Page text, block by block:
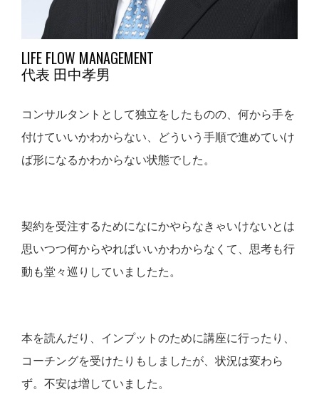
LIFE FLOW MANAGEMENT
代表 田中孝男
コンサルタントとして独立をしたものの、何から手を
付けていいかわからない、どういう手順で進めていけ
ば形になるかわからない状態でした。
契約を受注するためになにかやらなきゃいけないとは
思いつつ何からやればいいかわからなくて、思考も行
動も堂々巡りしていましたた。
本を読んだり、インプットのために講座に行ったり、
コーチングを受けたりもしましたが、状況は変わら
ず。不安は増していました。